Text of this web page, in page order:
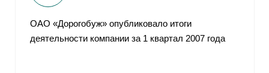
ОАО «Дорогобуж» опубликовало итоги
деятельности компании за 1 квартал 2007 года